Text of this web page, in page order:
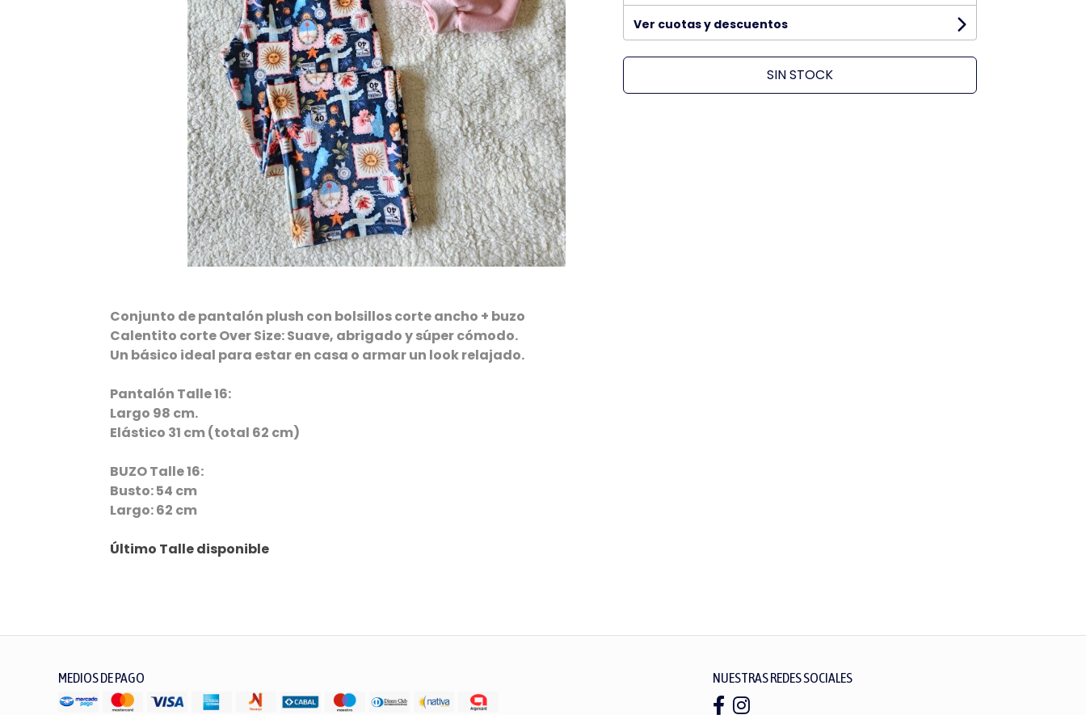
Conjunto de pantalón plush con bolsillos corte ancho + buzo
Calentito corte Over Size: Suave, abrigado y súper cómodo.
Un básico ideal para estar en casa o armar un look relajado.
Pantalón Talle 16:
Largo 98 cm.
Elástico 31 cm (total 62 cm)
BUZO Talle 16:
Busto: 54 cm
Largo: 62 cm
Último Talle disponible
Ver cuotas y descuentos
SIN STOCK
MEDIOS DE PAGO NUESTRAS REDES SOCIALES